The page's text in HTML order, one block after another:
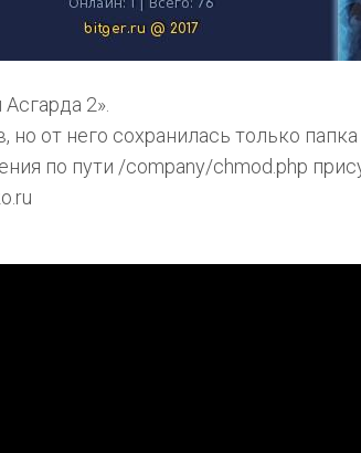
2».
от него сохранилась только
по пути /company/chmod.php